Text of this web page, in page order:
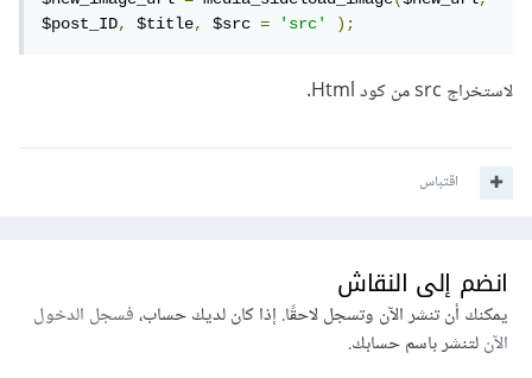
$post_ID, $title, $src = 'src' );
لاستخراج src من كود Html.
اقتباس
انضم إلى النقاش
يمكنك أن تنشر الآن وتسجل لاحقًا. إذا كان لديك حساب،فسجل الدخول
الآنلتنشر باسم حسابك.